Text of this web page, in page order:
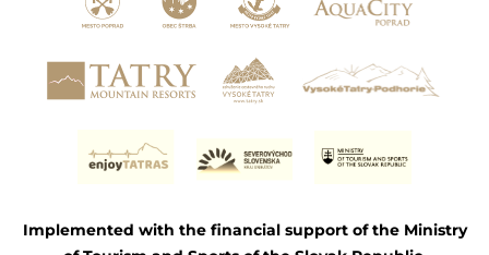
Implemented with the financial support of the Ministry